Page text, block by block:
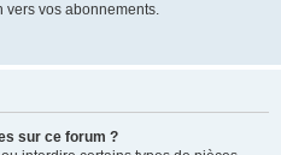
vers vos abonnements.
sur ce forum ?